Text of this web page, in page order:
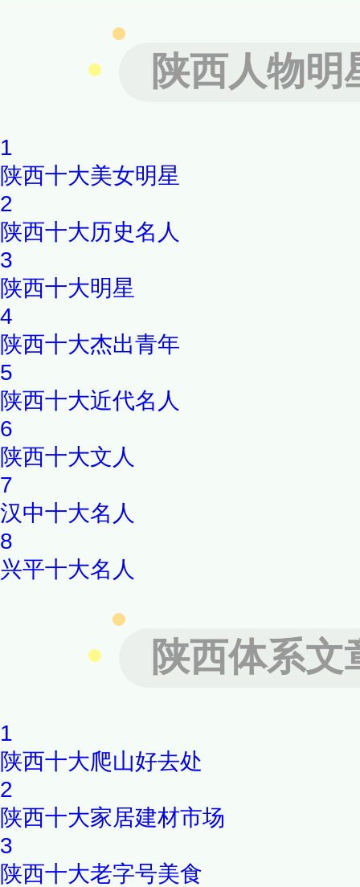
班固还是经学理论家，他编辑
集当时经学之大成，使谶纬神
陕西人物明
1
陕西十大美女明星
2
陕西十大历史名人
3
陕西十大明星
4
陕西十大杰出青年
5
陕西十大近代名人
6
陕西十大文人
7
汉中十大名人
8
兴平十大名人
陕西体系文
1
陕西十大爬山好去处
2
陕西十大家居建材市场
3
陕西十大老字号美食